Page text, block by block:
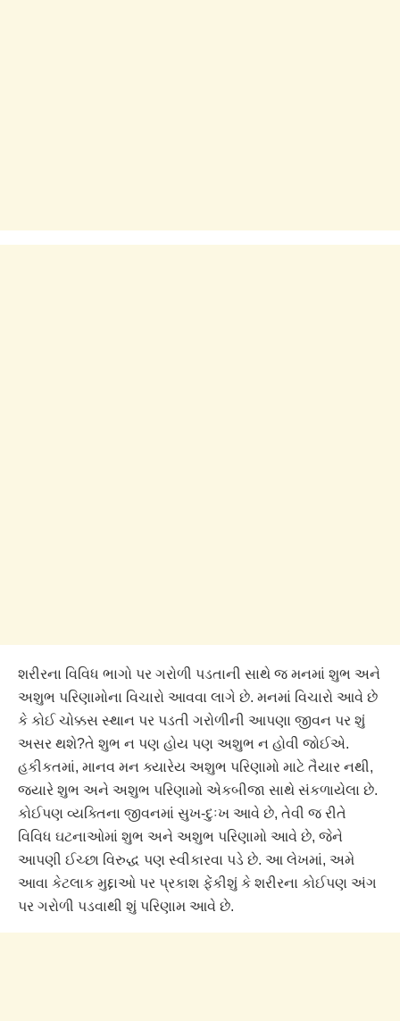
શરીરના વિવિધ ભાગો પર ગરોળી પડતાની સાથે જ મનમાં શુભ અને
અશુભ પરિણામોના વિચારો આવવા લાગે છે. મનમાં વિચારો આવે છે
કે કોઈ ચોક્કસ સ્થાન પર પડતી ગરોળીની આપણા જીવન પર શું
અસર થશે?તે શુભ ન પણ હોય પણ અશુભ ન હોવી જોઈએ.
હકીકતમાં, માનવ મન ક્યારેય અશુભ પરિણામો માટે તૈયાર નથી,
જ્યારે શુભ અને અશુભ પરિણામો એકબીજા સાથે સંકળાયેલા છે.
કોઈપણ વ્યક્તિના જીવનમાં સુખ-દુઃખ આવે છે, તેવી જ રીતે
વિવિધ ઘટનાઓમાં શુભ અને અશુભ પરિણામો આવે છે, જેને
આપણી ઈચ્છા વિરુદ્ધ પણ સ્વીકારવા પડે છે. આ લેખમાં, અમે
આવા કેટલાક મુદ્દાઓ પર પ્રકાશ ફેંકીશું કે શરીરના કોઈપણ અંગ
પર ગરોળી પડવાથી શું પરિણામ આવે છે.